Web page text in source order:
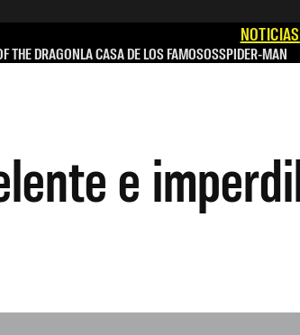
NOTICIAS
THE DRAGONLA CASA DE LOS FAMOSOSSPIDER-MAN
e